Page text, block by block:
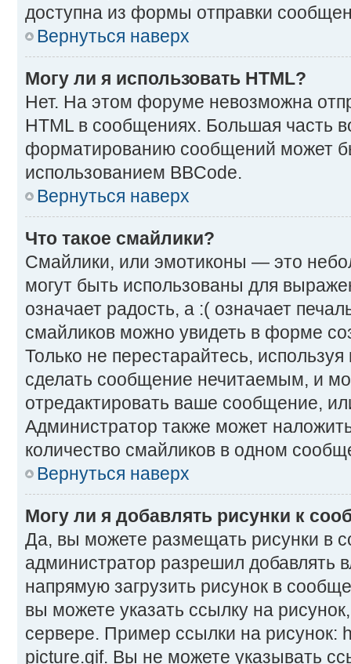
доступна из формы отправки
Вернуться наверх
Могу ли я использовать HTML?
Нет. На этом форуме невозможна
HTML в сообщениях. Большая часть
форматированию сообщений может
использованием BBCode.
Вернуться наверх
Что такое смайлики?
Смайлики, или эмотиконы — это
могут быть использованы для
означает радость, а :( означает
смайликов можно увидеть в форме
Только не перестарайтесь, используя
сделать сообщение нечитаемым, и
отредактировать ваше сообщение,
Администратор также может
количество смайликов в одном
Вернуться наверх
Могу ли я добавлять рисунки к
Да, вы можете размещать рисунки в
администратор разрешил добавлять
напрямую загрузить рисунок в
вы можете указать ссылку на
сервере. Пример ссылки на рисунок:
picture.gif. Вы не можете указывать